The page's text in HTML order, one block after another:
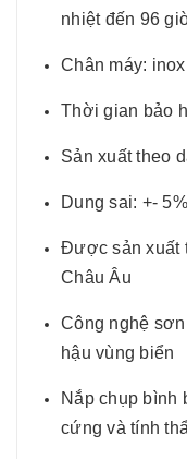
nhiệt đến 96
Chân máy:
Thời gian bảo
Sản xuất theo
Dung sai: +-
Được sản xuất
Châu Âu
Công nghệ
hậu vùng biển
Nắp chụp bình
cứng và tính